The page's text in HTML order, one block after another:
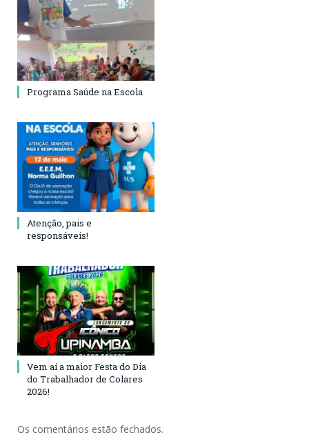
Programa Saúde na Escola
Atenção, pais e
responsáveis!
Vem aí a maior Festa do Dia
do Trabalhador de Colares
2026!
Os comentários estão fechados.